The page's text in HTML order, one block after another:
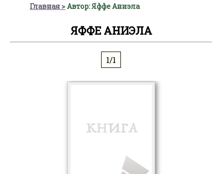
Главная Автор: Яффе Аниэла
ЯФФЕ АНИЭЛА
1/1